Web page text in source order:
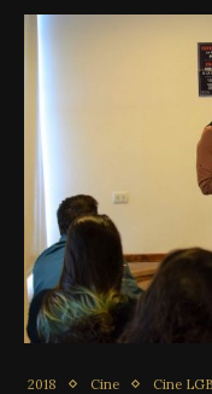
2018 Cine Cine